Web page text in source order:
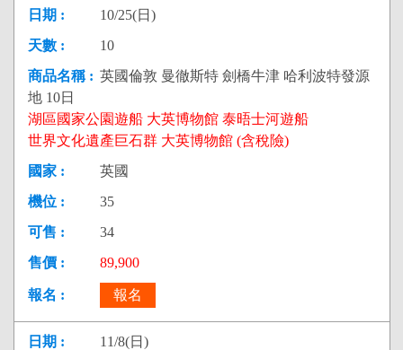
10/25(日)
10
英國倫敦 曼徹斯特 劍橋牛津 哈利波特發源
地 10日
湖區國家公園遊船 大英博物館 泰晤士河遊船
世界文化遺產巨石群 大英博物館 (含稅險)
英國
35
34
89,900
報名
11/8(日)